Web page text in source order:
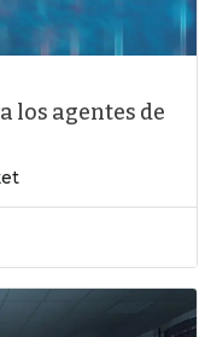
los agentes de